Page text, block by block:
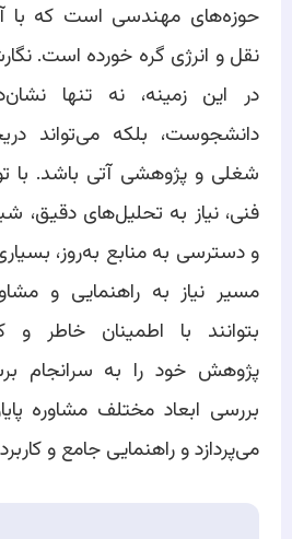
حوزه‌های مهندسی است که
نقل و انرژی گره خورده است.
در این زمینه، نه تنها
دانشجوست، بلکه می‌تواند
شغلی و پژوهشی آتی باشد. با
فنی، نیاز به تحلیل‌های دقیق،
و دسترسی به منابع به‌روز،
مسیر نیاز به راهنمایی و
بتوانند با اطمینان خاطر
پژوهش خود را به سرانجام
بررسی ابعاد مختلف مشاوره
می‌پردازد و راهنمایی جامع و